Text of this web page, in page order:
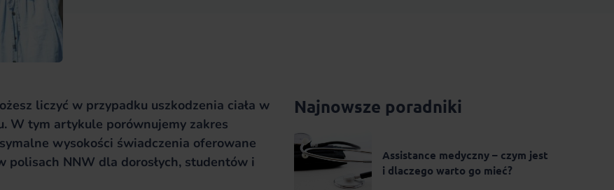
liczyć w przypadku uszkodzenia ciała w
W tym artykule porównujemy zakres
wysokości świadczenia oferowane
polisach NNW dla dorosłych, studentów i
Najnowsze poradniki
Assistance medyczny – czym jest
i dlaczego warto go mieć?